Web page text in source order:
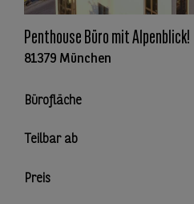
Penthouse Büro mit Alpenblick!
81379 München
Bürofläche
Teilbar ab
Preis